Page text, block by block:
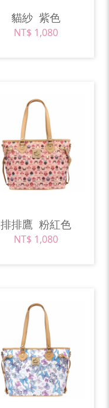
貓紗 紫色
NT$ 1,080
排排鷹 粉紅色
NT$ 1,080